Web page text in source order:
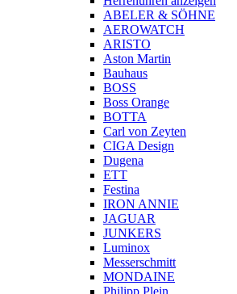
ABELER & SÖHNE
AEROWATCH
ARISTO
Aston Martin
Bauhaus
BOSS
Boss Orange
BOTTA
Carl von Zeyten
CIGA Design
Dugena
ETT
Festina
IRON ANNIE
JAGUAR
JUNKERS
Luminox
Messerschmitt
MONDAINE
Philipp Plein